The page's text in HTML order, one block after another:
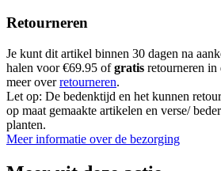
Retourneren
Je kunt dit artikel binnen 30 dagen na
halen voor €69.95 ofgratis retourneren
meer overretourneren.
Let op: De bedenktijd en het kunnen
op maat gemaakte artikelen en verse/
planten.
Meer informatie over de bezorging